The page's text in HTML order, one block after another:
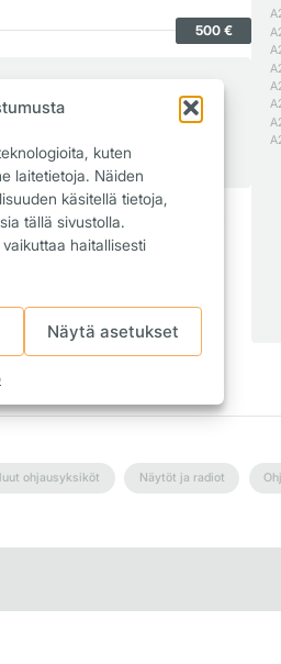
kuten
laitetietoja. Näiden
käsitellä tietoja,
tällä sivustolla.
haitallisesti
Näytä asetukset
500 €
käännettäessä.
voit teettää myös uuden avaimen,
yht. 400 €.
ohjausyksiköt Näytöt ja radiot